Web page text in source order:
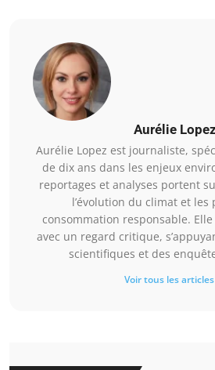
Aurélie Lopez
Aurélie Lopez est journaliste,
de dix ans dans les enjeux
reportages et analyses portent
l’évolution du climat et les
consommation responsable.
avec un regard critique,
scientifiques et des
Voir tous les